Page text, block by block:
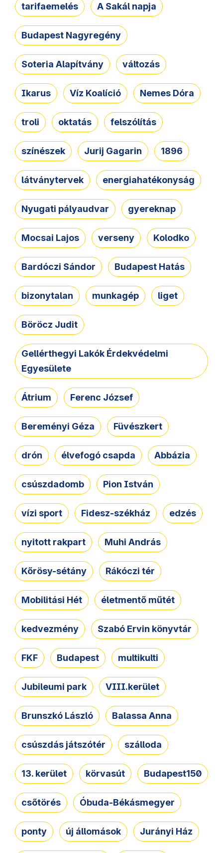
tarifaemelés A Sakál napja
Budapest Nagyregény
Soteria Alapítvány változás
Ikarus Víz Koalíció Nemes Dóra
troli oktatás felszólítás
színészek Jurij Gagarin 1896
látványtervek energiahatékonyság
Nyugati pályaudvar gyereknap
Mocsai Lajos verseny Kolodko
Bardóczi Sándor Budapest Hatás
bizonytalan munkagép liget
Böröcz Judit
Gellérthegyi Lakók Érdekvédelmi
Egyesülete
Átrium Ferenc József
Bereményi Géza Füvészkert
drón élvefogó csapda Abbázia
csúszdadomb Pion István
vízi sport Fidesz-székház edzés
nyitott rakpart Muhi András
Kőrösy-sétány Rákóczi tér
Mobilitási Hét életmentő műtét
kedvezmény Szabó Ervin könyvtár
FKF Budapest multikulti
Jubileumi park VIII.kerület
Brunszkó László Balassa Anna
csúszdás játszótér szálloda
13. kerület körvasút Budapest150
csőtörés Óbuda-Békásmegyer
ponty új állomások Jurányi Ház